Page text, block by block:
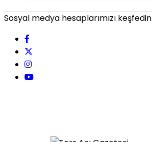
Sosyal medya hesaplarımızı keşfedin